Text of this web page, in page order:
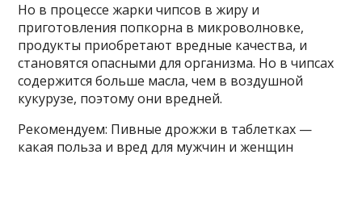
Но в процессе жарки чипсов в жиру и
приготовления попкорна в микроволновке,
продукты приобретают вредные качества, и
становятся опасными для организма. Но в чипсах
содержится больше масла, чем в воздушной
кукурузе, поэтому они вредней.
Рекомендуем: Пивные дрожжи в таблетках —
какая польза и вред для мужчин и женщин